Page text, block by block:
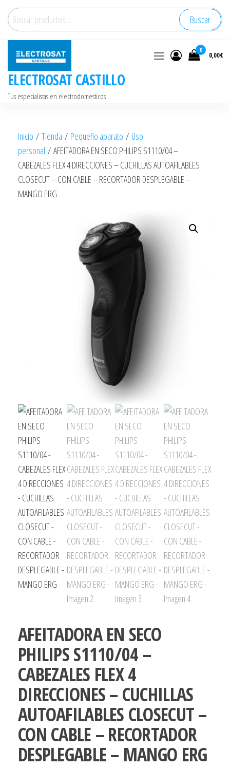
Saltar
contenido
Buscar
por:
Buscar
ELECTROSAT CASTILLO
Tus especialistas en electrodomesticos
0
0,00€
Inicio / Tienda / Pequeño aparato / Uso
personal / AFEITADORA EN SECO PHILIPS S1110/04 –
CABEZALES FLEX 4 DIRECCIONES – CUCHILLAS AUTOAFILABLES
CLOSECUT – CON CABLE – RECORTADOR DESPLEGABLE –
MANGO ERG
AFEITADORA EN SECO
PHILIPS S1110/04 –
CABEZALES FLEX 4
DIRECCIONES – CUCHILLAS
AUTOAFILABLES CLOSECUT –
CON CABLE – RECORTADOR
DESPLEGABLE – MANGO ERG